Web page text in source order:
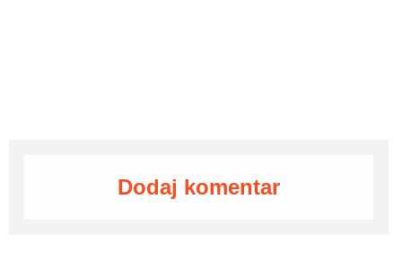
Dodaj komentar